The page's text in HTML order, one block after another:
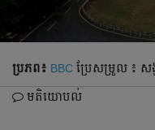
ប្រភព៖ BBC ប្រែសម្រួល ៖ សង្
មតិយោបល់